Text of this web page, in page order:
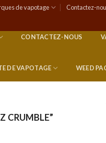
de vapotage Contactez-
CONTACTEZ-NOUS
DE VAPOTAGE WEED
CRUMBLE”